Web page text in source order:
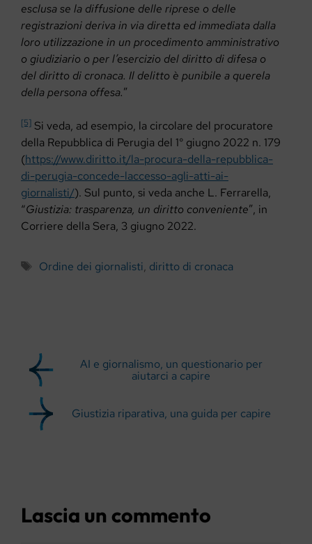
esclusa se la diffusione delle riprese o delle
registrazioni deriva in via diretta ed immediata dalla
loro utilizzazione in un procedimento amministrativo
o giudiziario o per l’esercizio del diritto di difesa o
del diritto di cronaca. Il delitto è punibile a querela
della persona offesa.”
[5] Si veda, ad esempio, la circolare del procuratore
della Repubblica di Perugia del 1° giugno 2022 n. 179
(https://www.diritto.it/la-procura-della-repubblica-
di-perugia-concede-laccesso-agli-atti-ai-
giornalisti/). Sul punto, si veda anche L. Ferrarella,
“Giustizia: trasparenza, un diritto conveniente”, in
Corriere della Sera, 3 giugno 2022.
Tag
Ordine dei giornalisti, diritto di cronaca
AI e giornalismo, un questionario per
aiutarci a capire
Giustizia riparativa, una guida per capire
Lascia un commento